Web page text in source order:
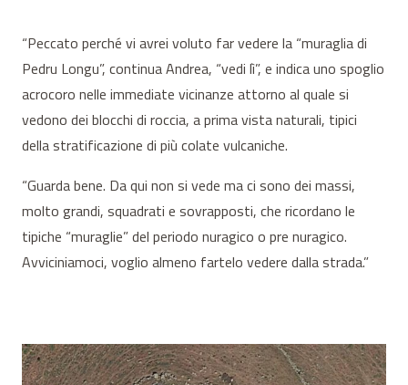
“Peccato perché vi avrei voluto far vedere la “muraglia di
Pedru Longu”, continua Andrea, “vedi lì”, e indica uno spoglio
acrocoro nelle immediate vicinanze attorno al quale si
vedono dei blocchi di roccia, a prima vista naturali, tipici
della stratificazione di più colate vulcaniche.
“Guarda bene. Da qui non si vede ma ci sono dei massi,
molto grandi, squadrati e sovrapposti, che ricordano le
tipiche “muraglie” del periodo nuragico o pre nuragico.
Avviciniamoci, voglio almeno fartelo vedere dalla strada.”